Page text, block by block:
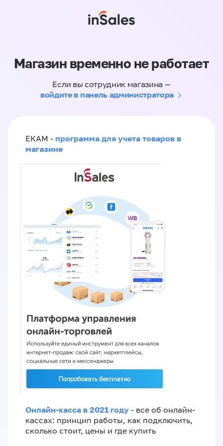
Магазин временно не работает
Если вы сотрудник магазина —
войдите в панель администратора
ЕКАМ - программа для учета товаров в
магазине
Онлайн-касса в 2021 году - все об онлайн-
кассах: принцип работы, как подключить,
сколько стоит, цены и где купить